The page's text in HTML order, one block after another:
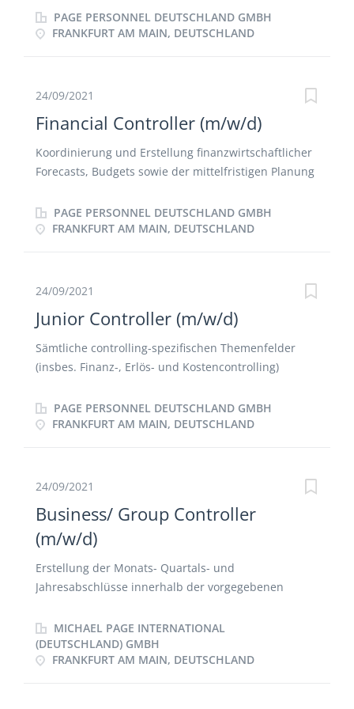
Prozessen in SAP Aufgaben-, Kompetenz und
Verantwortungsverteilung
PAGE PERSONNEL DEUTSCHLAND GMBH
FRANKFURT AM MAIN, DEUTSCHLAND
24/09/2021
Financial Controller (m/w/d)
Koordinierung und Erstellung finanzwirtschaftlicher
Forecasts, Budgets sowie der mittelfristigen Planung
Monats-, Quartals- und Jahresabschlüsse
Optimierung der divisionalen Bilanz sowie des Cash
Controllings in der Division Schnittstelle zum
Accounting Erstellung allg. betriebswirtschaftlicher
Analysen
PAGE PERSONNEL DEUTSCHLAND GMBH
FRANKFURT AM MAIN, DEUTSCHLAND
24/09/2021
Junior Controller (m/w/d)
Sämtliche controlling-spezifischen Themenfelder
(insbes. Finanz-, Erlös- und Kostencontrolling)
Bewertung von Maßnahmen zur Sicherstellung der
finanziellen Zielerreichung Aktive Begleitung von
der relevanten Kennzahlen Erstellung allgemeiner
betriebswirtschaftlicher Analysen / Ad-hoc-Analysen
/ Business Cases
PAGE PERSONNEL DEUTSCHLAND GMBH
FRANKFURT AM MAIN, DEUTSCHLAND
24/09/2021
Business/ Group Controller
(m/w/d)
Erstellung der Monats- Quartals- und
Jahresabschlüsse innerhalb der vorgegebenen
Reportinganforderungen Enge Zusammenarbeit mit
der Operativen bei Abweichungsanalysen, proaktives
Identifizieren von Handlungsbedarfen, Initiierung
MICHAEL PAGE INTERNATIONAL
(DEUTSCHLAND) GMBH
FRANKFURT AM MAIN, DEUTSCHLAND